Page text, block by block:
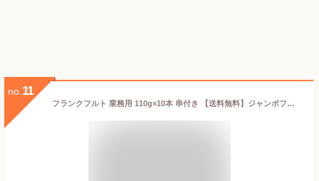
no. 11
フランクフルト 業務用 110g×10本 串付き 【送料無料】ジャンボフランクフルトソーセージ 縁日 屋台 お祭り 夏祭り